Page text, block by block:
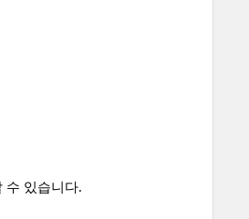
수 있습니다.